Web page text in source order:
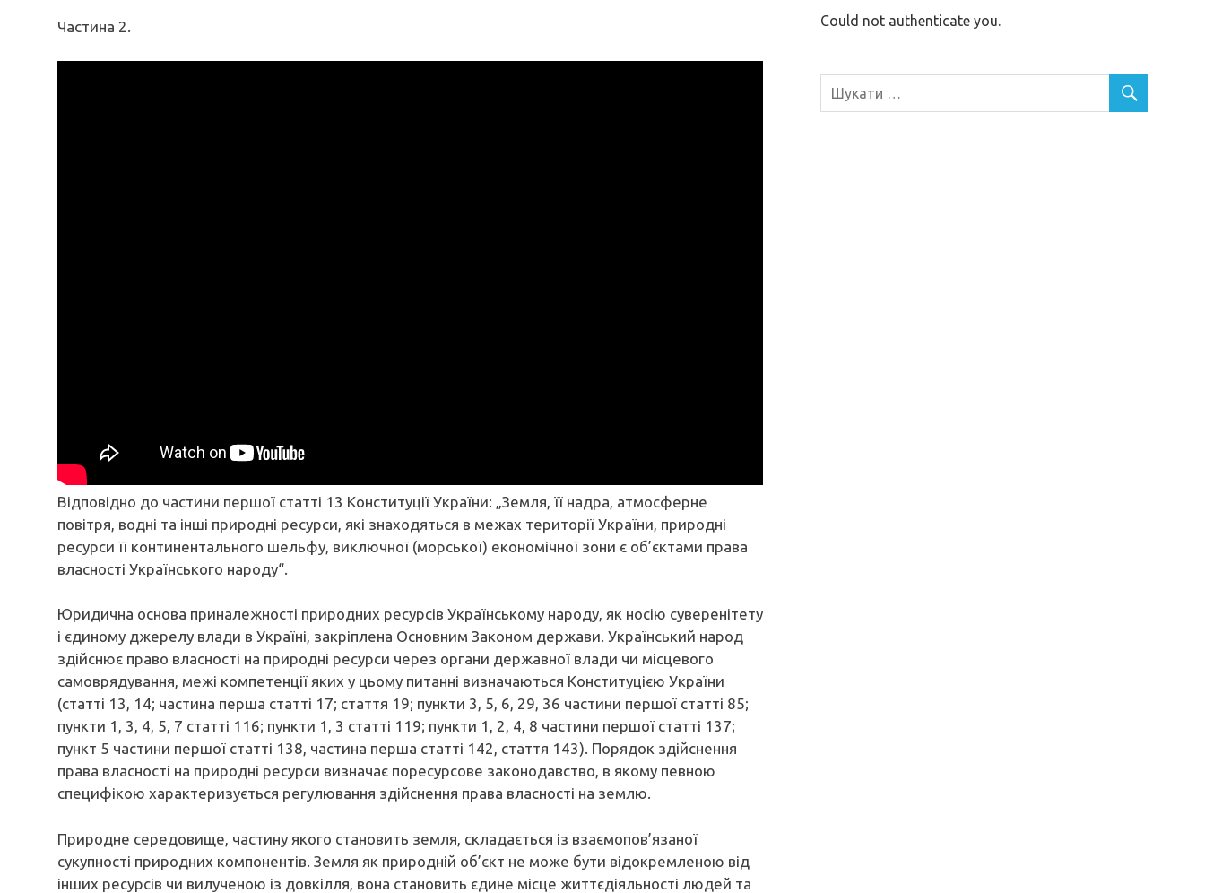
Частина 2.
Відповідно до частини першої статті 13 Конституції України: „Земля, її надра, атмосферне
повітря, водні та інші природні ресурси, які знаходяться в межах території України, природні
ресурси її континентального шельфу, виключної (морської) економічної зони є об’єктами права
власності Українського народу“.
Юридична основа приналежності природних ресурсів Українському народу, як носію суверенітету
і єдиному джерелу влади в Україні, закріплена Основним Законом держави. Український народ
здійснює право власності на природні ресурси через органи державної влади чи місцевого
самоврядування, межі компетенції яких у цьому питанні визначаються Конституцією України
(статті 13, 14; частина перша статті 17; стаття 19; пункти 3, 5, 6, 29, 36 частини першої статті 85;
пункти 1, 3, 4, 5, 7 статті 116; пункти 1, 3 статті 119; пункти 1, 2, 4, 8 частини першої статті 137;
пункт 5 частини першої статті 138, частина перша статті 142, стаття 143). Порядок здійснення
права власності на природні ресурси визначає поресурсове законодавство, в якому певною
специфікою характеризується регулювання здійснення права власності на землю.
Природне середовище, частину якого становить земля, складається із взаємопов’язаної
сукупності природних компонентів. Земля як природній об’єкт не може бути відокремленою від
інших ресурсів чи вилученою із довкілля, вона становить єдине місце життєдіяльності людей та
Could not authenticate you.